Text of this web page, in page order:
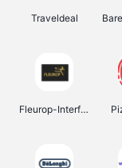
Traveldeal
Fleurop-Interflora